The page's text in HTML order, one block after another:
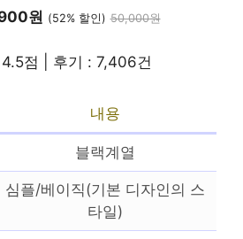
원 (52% 할인) 50,000원
점 | 후기 : 7,406건
내용
블랙계열
심플/베이직(기본 디자인의 스
타일)